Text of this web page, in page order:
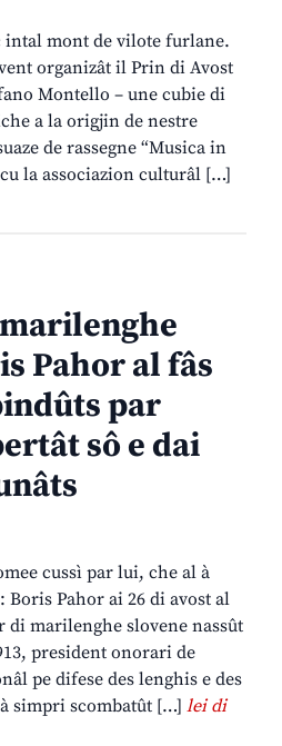
mont de vilote furlane.
organizât il Prin di Avost
Montello – une cubie di
a la origjin de nestre
de rassegne “Musica in
la associazion culturâl […]
Pahor al fâs
par
sô e dai
cussì par lui, che al à
Pahor ai 26 di avost al
di marilenghe slovene nassût
president onorari de
pe difese des lenghis e des
simpri scombatût […] lei di